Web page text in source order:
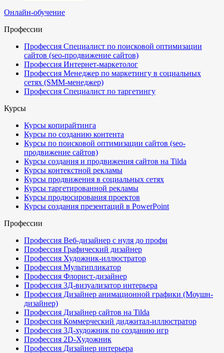
Онлайн-обучение
Профессии
Профессия Специалист по поисковой оптимизации
сайтов (seo-продвижение сайтов)
Профессия Интернет-маркетолог
Профессия Менеджер по маркетингу в социальных
сетях (SMM-менеджер)
Профессия Специалист по таргетингу
Курсы
Курсы копирайтинга
Курсы по созданию контента
Курсы по поисковой оптимизации сайтов (seo-
продвижение сайтов)
Курсы создания и продвижения сайтов на Tilda
Курсы контекстной рекламы
Курсы продвижения в социальных сетях
Курсы таргетированной рекламы
Курсы продюсирования проектов
Курсы создания презентаций в PowerPoint
Профессии
Профессия Веб-дизайнер с нуля до профи
Профессия Графический дизайнер
Профессия Художник-иллюстратор
Профессия Мультипликатор
Профессия Флорист-дизайнер
Профессия 3Д-визуализатор интерьера
Профессия Дизайнер анимационной графики (Моушн-
дизайнер)
Профессия Дизайнер сайтов на Tilda
Профессия Коммерческий диджитал-иллюстратор
Профессия 3Д-художник по созданию игр
Профессия 2D-Художник
Профессия Дизайнер интерьера